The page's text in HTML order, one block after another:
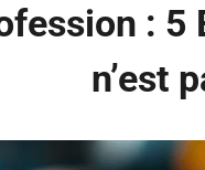
:
n’est